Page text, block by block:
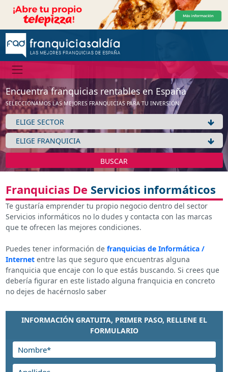
Encuentra franquicias rentables en España
SELECCIONAMOS LAS MEJORES FRANQUICIAS PARA TU INVERSIÓN
BUSCAR
Franquicias De Servicios informáticos
Te gustaría emprender tu propio negocio dentro del sector
Servicios informáticos no lo dudes y contacta con las marcas
que te ofrecen las mejores condiciones.
Puedes tener información de franquicias de Informática /
Internetentre las que seguro que encuentras alguna
franquicia que encaje con lo que estás buscando. Si crees que
debería figurar en este listado alguna franquicia en concreto
no dejes de hacérnoslo saber
INFORMACIÓN GRATUITA, PRIMER PASO, RELLENE EL
FORMULARIO